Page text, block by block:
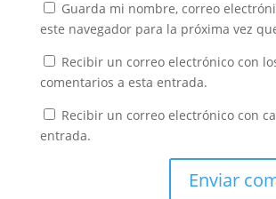
Guarda mi nombre, correo
este navegador para la próxima vez
Recibir un correo electrónico con
comentarios a esta entrada.
Recibir un correo electrónico con
entrada.